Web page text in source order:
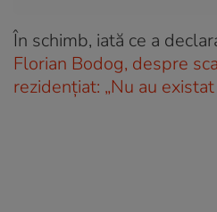
În schimb, iată ce a
Florian Bodog, despre
rezidențiat: „Nu au